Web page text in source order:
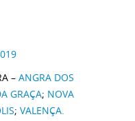
– ANGRA DOS
GRAÇA; NOVA
; VALENÇA.